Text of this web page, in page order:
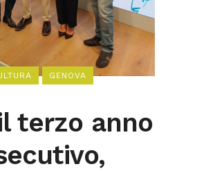
GENOVA
terzo anno